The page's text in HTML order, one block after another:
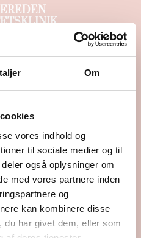
Om
vores indhold og
til sociale medier og til
også oplysninger om
med vores partnere inden
og
kan kombinere disse
du har givet dem, eller som
alene
hver tiende af ufrivillig
der udført over 30.000
patienter. Storkereden
hjælpe jer til drømmen om